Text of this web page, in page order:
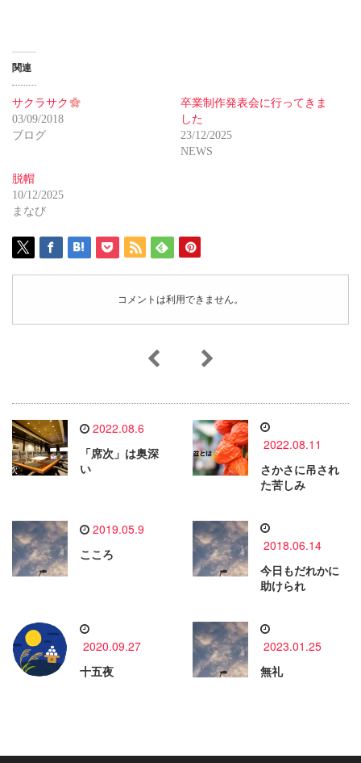
関連
サクラサク
03/09/2018
ブログ
卒業制作発表会に行ってきま
した
23/12/2025
NEWS
脱帽
10/12/2025
まなび
コメントは利用できません。
2022.08.6
「席次」は奥深
い
2022.08.11
さかさに吊され
た苦しみ
2019.05.9
こころ
2018.06.14
今日もだれかに
助けられ
2020.09.27
十五夜
2023.01.25
無礼